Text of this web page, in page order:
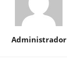
Administrador